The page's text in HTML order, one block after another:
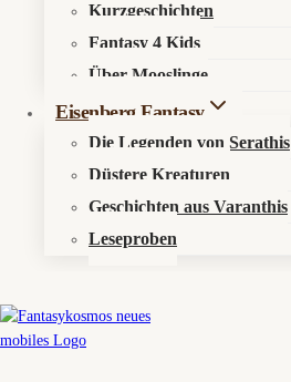
Kurzgeschichten
Fantasy 4 Kids
Über Mooslinge
Eisenberg Fantasy
Die Legenden von Serathis
Düstere Kreaturen
Geschichten aus Varanthis
Leseproben
Aktuelles
Umschalten
News
Events
Mirvalis (Fische)